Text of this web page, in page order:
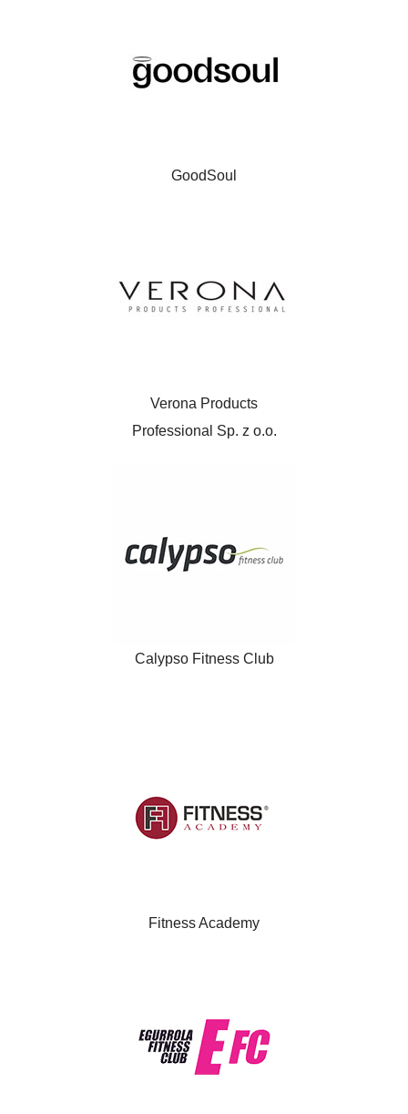
GoodSoul
Verona Products
Professional Sp. z o.o.
Calypso Fitness Club
Fitness Academy